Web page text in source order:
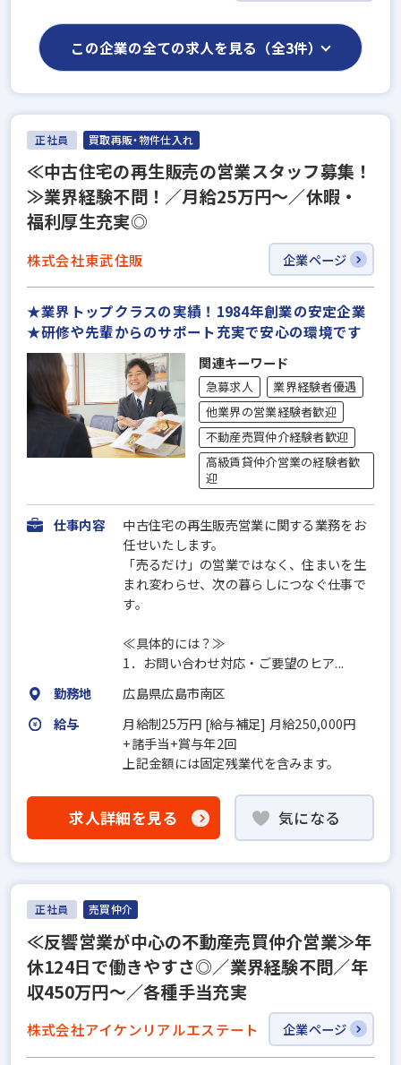
この企業の全ての求人を見る（全3件）
正社員 買取再販・物件仕入れ
≪中古住宅の再生販売の営業スタッフ募集！
≫業界経験不問！／月給25万円～／休暇・
福利厚生充実◎
株式会社東武住販 企業ページ
★業界トップクラスの実績！1984年創業の安定企業
★研修や先輩からのサポート充実で安心の環境です
関連キーワード
急募求人
業界経験者優遇
他業界の営業経験者歓迎
不動産売買仲介経験者歓迎
高級賃貸仲介営業の経験者歓
迎
仕事内容
中古住宅の再生販売営業に関する業務をお
任せいたします。
「売るだけ」の営業ではなく、住まいを生
まれ変わらせ、次の暮らしにつなぐ仕事で
す。
≪具体的には？≫
1．お問い合わせ対応・ご要望のヒア...
勤務地
広島県広島市南区
給与
月給制25万円 [給与補足] 月給250,000円
+諸手当+賞与年2回
上記金額には固定残業代を含みます。
求人詳細を見る 気になる
正社員 売買仲介
≪反響営業が中心の不動産売買仲介営業≫年
休124日で働きやすさ◎／業界経験不問／年
収450万円～／各種手当充実
株式会社アイケンリアルエステート 企業ページ